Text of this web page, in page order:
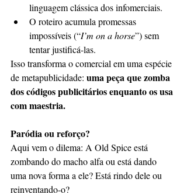
linguagem clássica dos infomerciais.
O roteiro acumula promessas
impossíveis (“I’m on a horse”) sem
tentar justificá-las.
Isso transforma o comercial em uma espécie
de metapublicidade: uma peça que zomba
dos códigos publicitários enquanto os usa
com maestria.
Paródia ou reforço?
Aqui vem o dilema: A Old Spice está
zombando do macho alfa ou está dando
uma nova forma a ele? Está rindo dele ou
reinventando-o?